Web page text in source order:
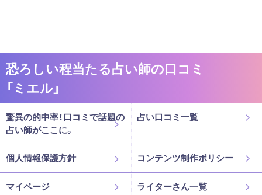
恐ろしい程当たる占い師の口コミ
「ミエル」
驚異の的中率！口コミで話題の
占い師がここに。
占い口コミ一覧
個人情報保護方針 コンテンツ制作ポリシー
マイページ ライターさん一覧